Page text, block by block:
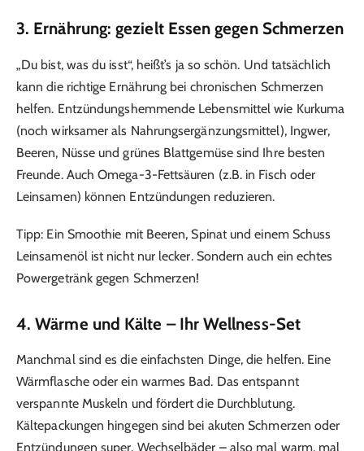
3. Ernährung: gezielt Essen gegen Schmerzen
„Du bist, was du isst“, heißt’s ja so schön. Und tatsächlich
kann die richtige Ernährung bei chronischen Schmerzen
helfen. Entzündungshemmende Lebensmittel wie Kurkuma
(noch wirksamer als Nahrungsergänzungsmittel), Ingwer,
Beeren, Nüsse und grünes Blattgemüse sind Ihre besten
Freunde. Auch Omega-3-Fettsäuren (z.B. in Fisch oder
Leinsamen) können Entzündungen reduzieren.
Tipp: Ein Smoothie mit Beeren, Spinat und einem Schuss
Leinsamenöl ist nicht nur lecker. Sondern auch ein echtes
Powergetränk gegen Schmerzen!
4. Wärme und Kälte – Ihr Wellness-Set
Manchmal sind es die einfachsten Dinge, die helfen. Eine
Wärmflasche oder ein warmes Bad. Das entspannt
verspannte Muskeln und fördert die Durchblutung.
Kältepackungen hingegen sind bei akuten Schmerzen oder
Entzündungen super. Wechselbäder – also mal warm, mal